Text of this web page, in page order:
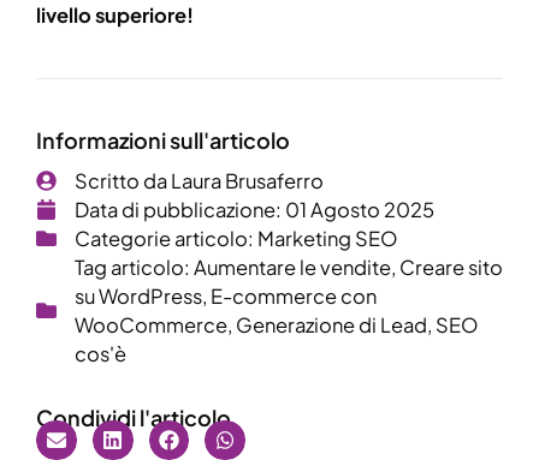
livello superiore!
Informazioni sull'articolo
Scritto daLaura Brusaferro
Data di pubblicazione: 01 Agosto 2025
Categorie articolo: Marketing SEO
Tag articolo: Aumentare le vendite, Creare sito
su WordPress, E-commerce con
WooCommerce, Generazione di Lead, SEO
cos'è
Condividi l'articolo